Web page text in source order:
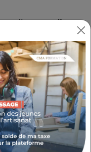
d’un travail
.
la Région
qui
des
, en œuvrant
clients pour
bien par un